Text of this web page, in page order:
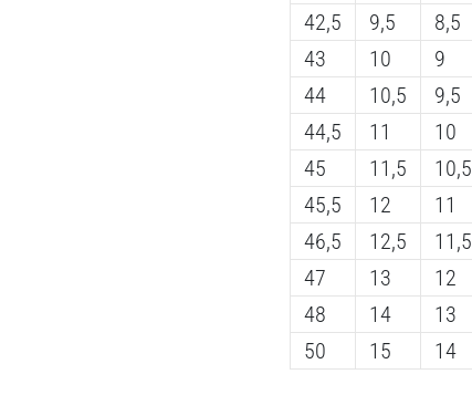
42,5
43
44
44,5
45
45,5
46,5
47
48
50
9,5
10
10,5
11
11,5
12
12,5
13
14
15
8,5
9
9,5
10
10,5
11
11,5
12
13
14